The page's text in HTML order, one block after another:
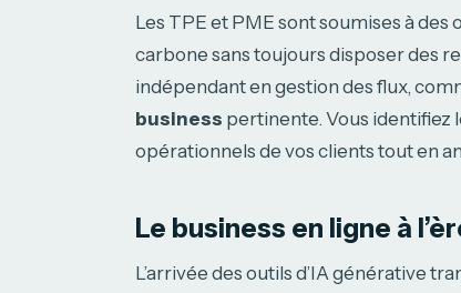
Les TPE et PME sont soumises à
carbone sans toujours disposer des
indépendant en gestion des flux,
business pertinente. Vous identifiez
opérationnels de vos clients tout en
Le business en ligne à
L’arrivée des outils d’IA générative